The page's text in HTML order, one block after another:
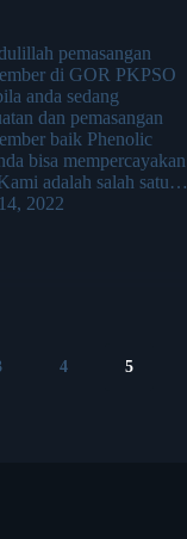
pemasangan
di GOR PKPSO
anda sedang
dan pemasangan
baik Phenolic
bisa mempercayakan
adalah salah satu…
2022
4 5